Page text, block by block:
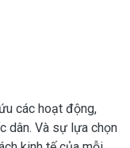
các hoạt động,
dân. Và sự lựa chọn